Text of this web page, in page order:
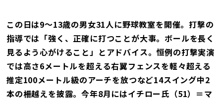
この日は9～13歳の男女31人に野球教室を開催。打撃の
指導では「強く、正確に打つことが大事。ボールを長く
見るよう心がけること」とアドバイス。恒例の打撃実演
では高さ6メートルを超える右翼フェンスを軽々超える
推定100メートル級のアーチを放つなど14スイング中2
本の柵越えを披露。今年8月にはイチロー氏（51）＝マ